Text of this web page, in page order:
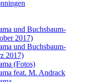
und Buchsbaum-
2017)
und Buchsbaum-
2017)
(Fotos)
feat. M. Andrack